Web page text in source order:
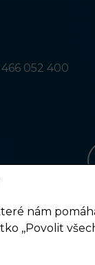
052 400
nám
,,Povolit